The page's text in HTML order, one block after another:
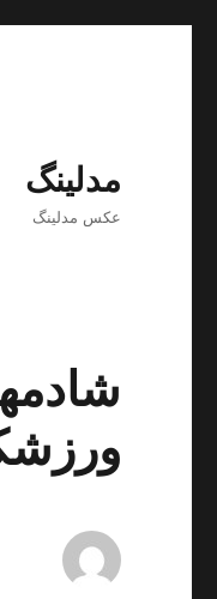
مدلینگ
عکس مدلینگ